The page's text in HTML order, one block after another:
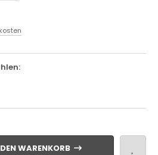
WARENKORB